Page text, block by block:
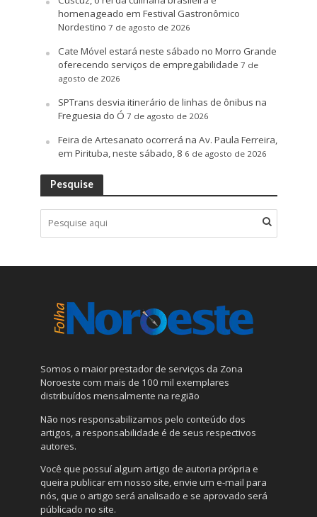
homenageado em Festival Gastronômico
Nordestino 7 de agosto de 2026
Cate Móvel estará neste sábado no Morro Grande
oferecendo serviços de empregabilidade 7 de
agosto de 2026
SPTrans desvia itinerário de linhas de ônibus na
Freguesia do Ó 7 de agosto de 2026
Feira de Artesanato ocorrerá na Av. Paula Ferreira,
em Pirituba, neste sábado, 8 6 de agosto de 2026
Pesquise
Somos o maior prestador de serviços da Zona
Noroeste com mais de 100 mil exemplares
distribuídos mensalmente na região
Não nos responsabilizamos pelo conteúdo dos
artigos, a responsabilidade é de seus respectivos
autores.
Você que possuí algum artigo de autoria própria e
queira publicar em nosso site, envie um e-mail para
nós, que o artigo será analisado e se aprovado será
públicado no site.